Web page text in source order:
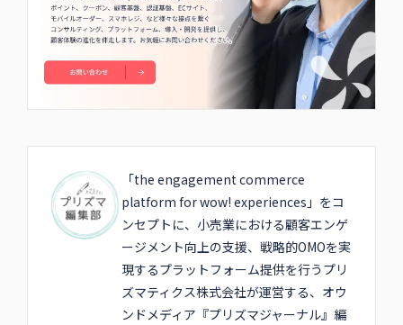
「the engagement commerce
platform for wow! experiences」をコ
ンセプトに、小売業における顧客エンゲ
ージメント向上の支援、戦略的OMOを実
現するプラットフォーム提供を行うプリ
ズマティクス株式会社が運営する、オウ
ンドメディア『プリズマジャーナル』編